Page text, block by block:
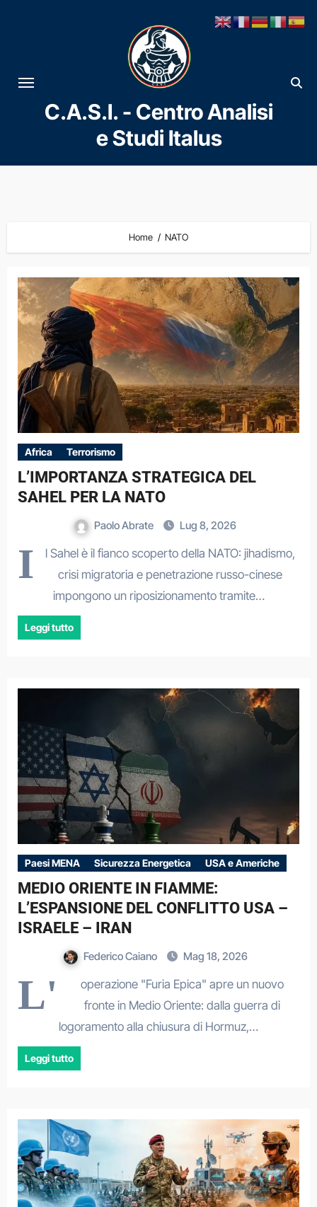
al
contenuto
C.A.S.I. - Centro Analisi
e Studi Italus
Home NATO
Africa Terrorismo
L’IMPORTANZA STRATEGICA DEL
SAHEL PER LA NATO
Paolo Abrate Lug 8, 2026
I
l Sahel è il fianco scoperto della NATO: jihadismo,
crisi migratoria e penetrazione russo-cinese
impongono un riposizionamento tramite…
Leggi tutto
Paesi MENA Sicurezza Energetica USA e Americhe
MEDIO ORIENTE IN FIAMME:
L’ESPANSIONE DEL CONFLITTO USA –
ISRAELE – IRAN
Federico Caiano Mag 18, 2026
L'
operazione "Furia Epica" apre un nuovo
fronte in Medio Oriente: dalla guerra di
logoramento alla chiusura di Hormuz,…
Leggi tutto